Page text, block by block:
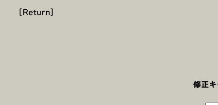
[Return]
修正